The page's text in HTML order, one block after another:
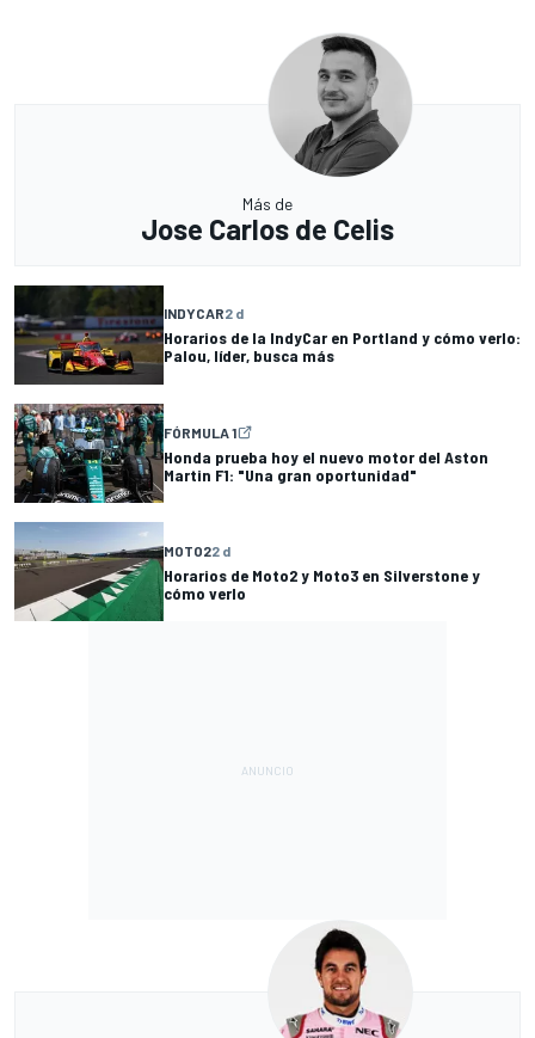
Más de
Jose Carlos de Celis
INDYCAR2 d
Horarios de la IndyCar en Portland y cómo verlo:
Palou, líder, busca más
FÓRMULA 1
Honda prueba hoy el nuevo motor del Aston
Martin F1: "Una gran oportunidad"
MOTO22 d
Horarios de Moto2 y Moto3 en Silverstone y
cómo verlo